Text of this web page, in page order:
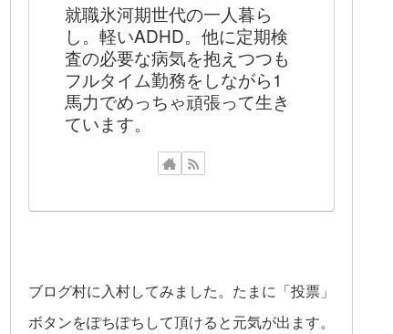
就職氷河期世代の一人暮ら
し。軽いADHD。他に定期検
査の必要な病気を抱えつつも
フルタイム勤務をしながら1
馬力でめっちゃ頑張って生き
ています。
ブログ村に入村してみました。たまに「投票」
ボタンをぽちぽちして頂けると元気が出ます。